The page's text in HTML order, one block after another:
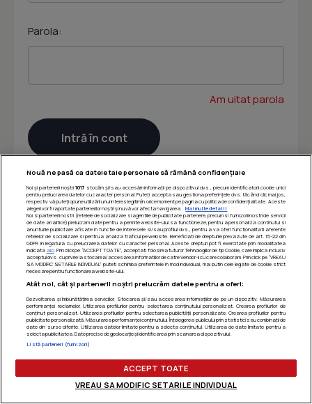
Parola:
Am uitat parola
Nouă ne pasă ca datele tale personale să rămână confidențiale
Noi și partenerii noștri 1017 stocăm și/sau accesăm informații pe dispozitivul dvs., precum identificatorii cookie unici
pentru prelucrarea datelor cu caracter personal. Puteți accepta sau gestiona preferințele dvs. făcând clic mai jos,
respectiv vă puteți opune utilizării unui interes legitim în orice moment pe pagina cu politica de confidențialitate. Aceste
alegeri vor fi raportate partenerilor noștri și nu vă vor afecta navigarea.
Mai multe detalii
Noi si partenerii nostri (retelele de socializare si agentiile de publicitate partenere, precum si furnizorii nostri de servicii
de date analitice) prelucram date pentru a permite website-ului sa functioneze, pentru a personaliza continutul si
anunturile publicitare afisate in functie de interesele si/sau profilul dvs., pentru a va oferi functionalitati aferente
retelelor de socializare si pentru a analiza traficul pe website. Beneficiati de drepturile prevazute de art. 15-22 din
GDPR in legatura cu prelucrarea datelor cu caracter personal. Aceste drepturi pot fi exercitate prin modalitatea
indicata aici. Prin click pe “ACCEPT TOATE”, acceptati folosirea tuturor Tehnologiilor de tip Cookie, care implica inclusiv
acceptul dvs. cu privire la stocarea/accesarea informatiilor de catre Vendor-ii cu care colaboram. Prin click pe “VREAU
SA MODIFIC SETARILE INDIVIDUAL” puteti schimba preferintele in mod individual, mai putin cele legate de cookie strict
necesare pentru functionarea website-ului.
Atât noi, cât și partenerii noștri prelucrăm datele pentru a oferi:
Dezvoltarea și îmbunătățirea serviciilor. Stocarea și/sau accesarea informațiilor de pe un dispozitiv. Măsurarea
performanței reclamelor. Utilizarea profilurilor pentru selectarea conținutului personalizat. Crearea profilurilor de
conținut personalizat. Utilizarea profilurilor pentru selectarea publicității personalizate. Crearea profilurilor pentru
publicitate personalizată. Măsurarea performanței conținutului. Înțelegerea publicului prin statistici sau combinații de
date din surse diferite. Utilizarea datelor limitate pentru a selecta conținutul. Utilizarea de date limitate pentru a
selecta publicitatea. Date precise de geolocație și identificarea prin scanarea dispozitivului.
Listă parteneri (furnizori)
ACCEPT TOATE
VREAU SA MODIFIC SETARILE INDIVIDUAL